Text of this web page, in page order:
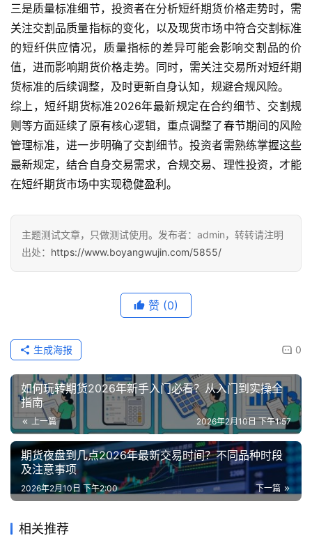
三是质量标准细节，投资者在分析短纤期货价格走势时，需
关注交割品质量指标的变化，以及现货市场中符合交割标准
的短纤供应情况，质量指标的差异可能会影响交割品的价
值，进而影响期货价格走势。同时，需关注交易所对短纤期
货标准的后续调整，及时更新自身认知，规避合规风险。
综上，短纤期货标准2026年最新规定在合约细节、交割规
则等方面延续了原有核心逻辑，重点调整了春节期间的风险
管理标准，进一步明确了交割细节。投资者需熟练掌握这些
最新规定，结合自身交易需求，合规交易、理性投资，才能
在短纤期货市场中实现稳健盈利。
主题测试文章，只做测试使用。发布者：admin，转转请注明
出处： https://www.boyangwujin.com/5855/
赞 (0)
0
生成海报
如何玩转期货2026年新手入门必看？从入门到实操全
指南
上一篇 2026年2月10日 下午1:57
期货夜盘到几点2026年最新交易时间？不同品种时段
及注意事项
下一篇
2026年2月10日 下午2:00
相关推荐